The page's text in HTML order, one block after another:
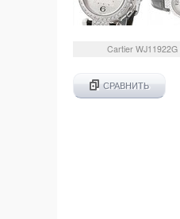
Cartier WJ11922G
СРАВНИТЬ